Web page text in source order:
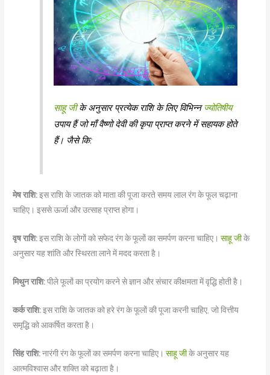
साहू जीके अनुसार प्रत्येक राशि के लिए विभिन्न ज्योतिषीय
उपाय हैं जो माँ वैष्णो देवी की कृपा प्राप्त करने में सहायक होते
हैं। जैसे कि:
मेष राशि:इस राशि के जातक को माता की पूजा करते समय लाल रंग के फूल चढ़ाना
चाहिए। इससे ऊर्जा और उत्साह प्राप्त होगा।
वृष राशि:इस राशि के लोगों को सफेद रंग के फूलों का समर्पण करना चाहिए।साहू जीके
अनुसार यह शांति और स्थिरता लाने में मदद करता है।
मिथुन राशि:पीले फूलों का प्रयोग करने से ज्ञान और संचार कीक्षमता में वृद्धि होती है।
कर्क राशि:इस राशि के जातक को हरे रंग के फूलों की पूजा करनी चाहिए, जो वित्तीय
समृद्धि को आकर्षित करता है।
सिंह राशि:नारंगी रंग के फूलों का समर्पण करना चाहिए। साहू जीके अनुसार यह
आत्मविश्वास और शक्ति को बढ़ाता है।